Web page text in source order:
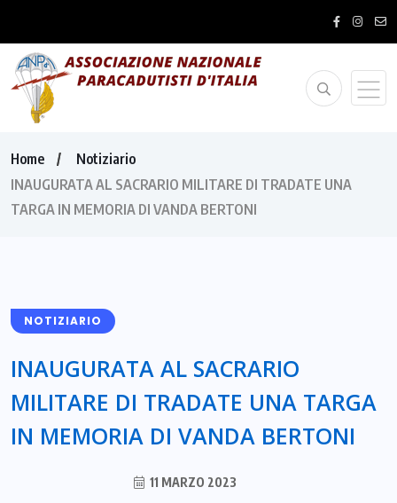
Home
Notiziario
INAUGURATA AL SACRARIO MILITARE DI TRADATE UNA
TARGA IN MEMORIA DI VANDA BERTONI
NOTIZIARIO
INAUGURATA AL SACRARIO
MILITARE DI TRADATE UNA TARGA
IN MEMORIA DI VANDA BERTONI
11 MARZO 2023